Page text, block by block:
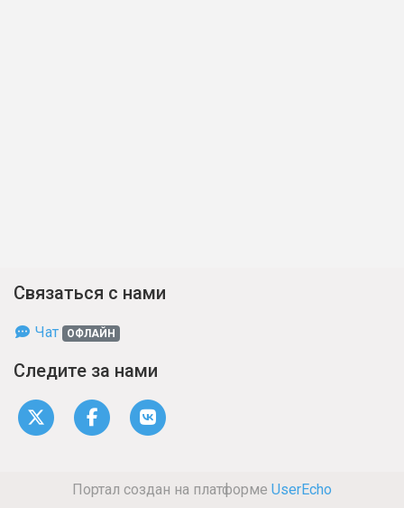
Связаться с нами
Чат ОФЛАЙН
Следите за нами
Портал создан на платформе UserEcho